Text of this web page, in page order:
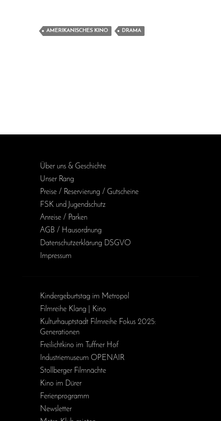
AMERIKANISCHES KINO DRAMA
Über uns & Geschichte
Unser Rang
Preise / Reservierung / Gutscheine
FSK und Jugendschutz
Anreise / Parken
AGB / Haus­ordnung
Daten­schutz­erklärung DSGVO
Impressum
Kinder­geburts­tag im Metropol
Filmreihe Klang | Kino
Kulturhauptstadt Filmreihe Fokus 2025:
Generationen
Freilichtkino im Tuffner Hof
Industriemuseum OPENAIR
Stollberger Filmnächte
Kino im Dürer
Ferienprogramm
Newsletter